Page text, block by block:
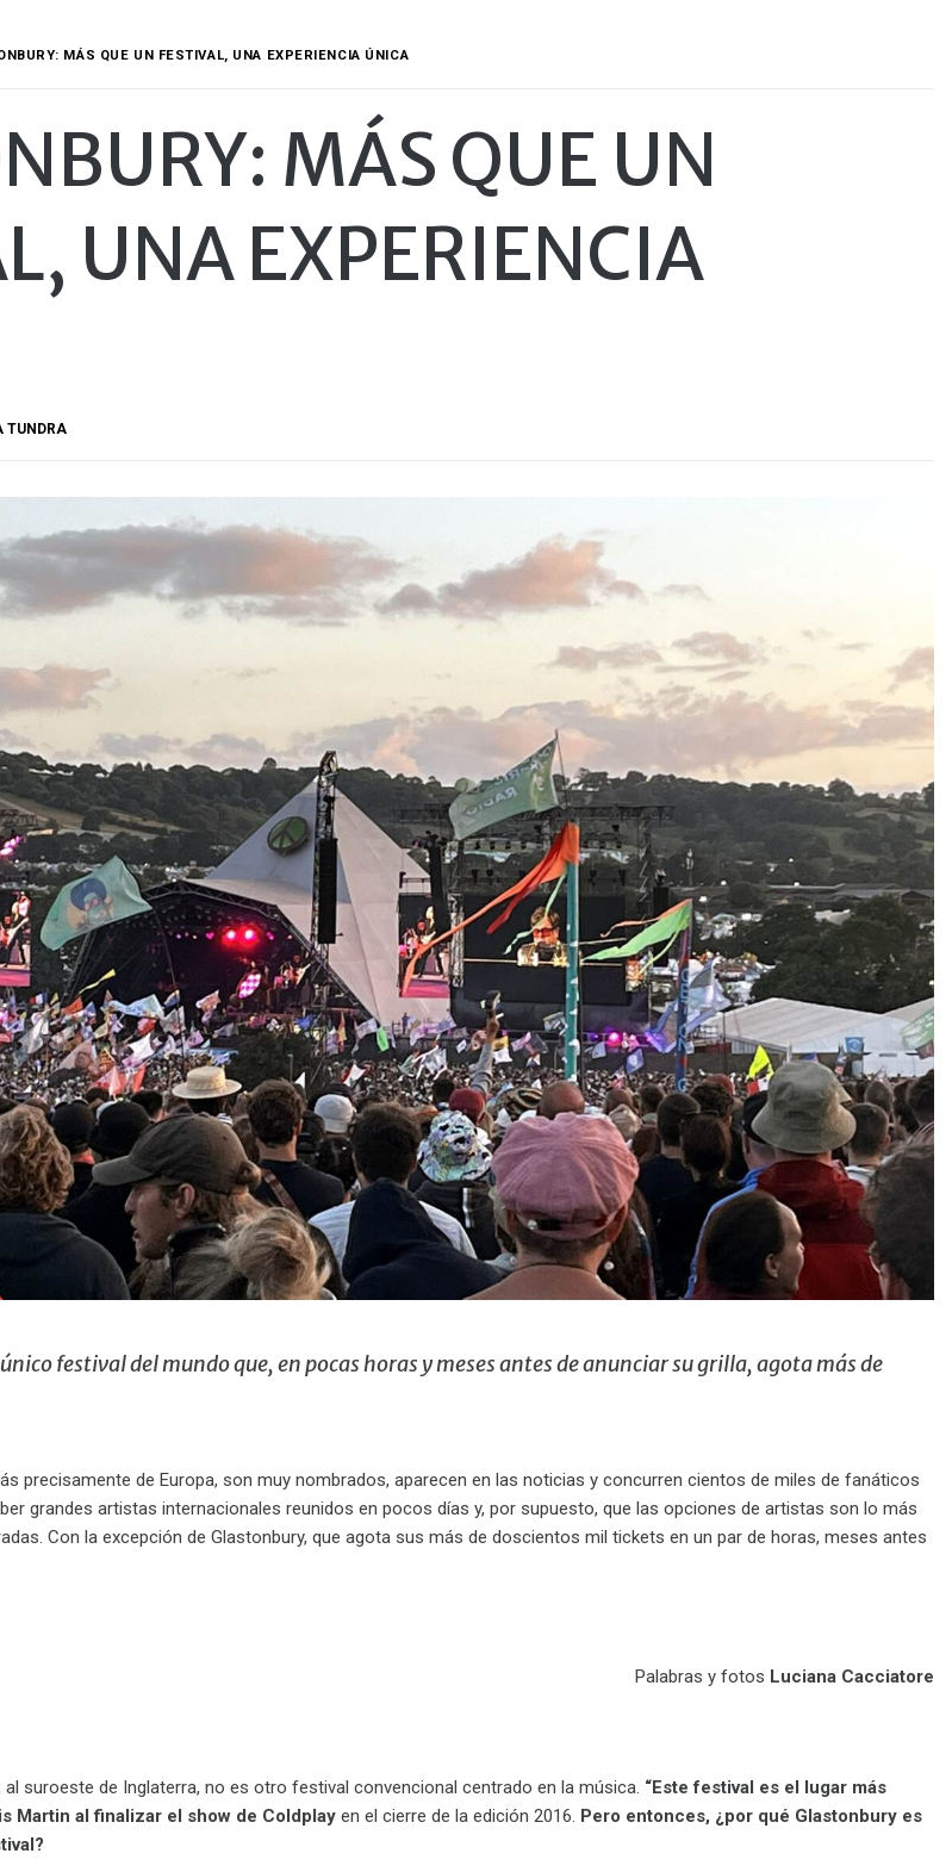
MÁS QUE UN FESTIVAL, UNA EXPERIENCIA ÚNICA
MÁS QUE UN
UNA EXPERIENCIA
TUNDRA
festival del mundo que, en pocas horas y meses antes de anunciar su grilla, agota más de
precisamente de Europa, son muy nombrados, aparecen en las noticias y concurren cientos de miles de fanáticos
grandes artistas internacionales reunidos en pocos días y, por supuesto, que las opciones de artistas son lo más
Con la excepción de Glastonbury, que agota sus más de doscientos mil tickets en un par de horas, meses antes
Palabras y fotos Luciana Cacciatore
suroeste de Inglaterra, no es otro festival convencional centrado en la música. “Este festival es el lugar más
Martin al finalizar el show de Coldplay en el cierre de la edición 2016. Pero entonces, ¿por qué Glastonbury es